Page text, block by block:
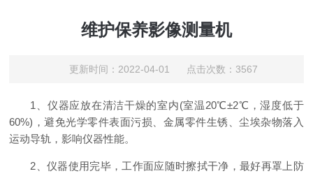
维护保养影像测量机
更新时间：2022-04-01 点击次数：3567
1、仪器应放在清洁干燥的室内(室温20℃±2℃，湿度低于
60%)，避免光学零件表面污损、金属零件生锈、尘埃杂物落入
运动导轨，影响仪器性能。
2、仪器使用完毕，工作面应随时擦拭干净，最好再罩上防